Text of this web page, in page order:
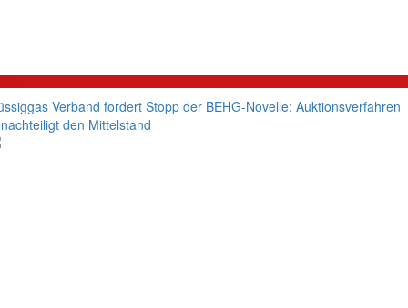
Verband fordert Stopp der BEHG-Novelle: Auktionsverfahren
den Mittelstand